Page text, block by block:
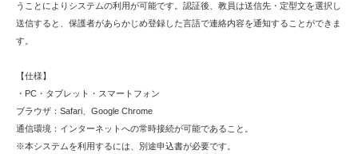
うことによりシステムの利用が可能です。認証後、教員は送信先・定型文を選択し
送信すると、保護者があらかじめ登録した言語で連絡内容を通知することができま
す。
【仕様】
・PC・タブレット・スマートフォン
ブラウザ：Safari、Google Chrome
通信環境：インターネットへの常時接続が可能であること。
※本システムを利用するには、別途申込書が必要です。